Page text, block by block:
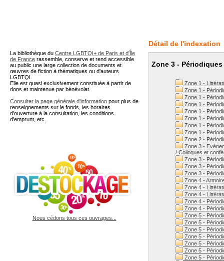
Détail de l'indexation
Zone 3 -
Zone 1 -
Zone 1 -
Zone 1 -
Zone 1 -
Zone 1 -
Zone 1 -
Zone 1 -
Zone 1 -
Zone 2 -
Zone 3 -
/ Colloques et
Zone 3 -
Zone 3 -
Zone 3 -
Zone 4 -
Zone 4 -
Zone 4 -
Zone 4 -
Zone 4 -
Zone 5 -
Zone 5 -
Zone 5 -
Zone 5 -
Zone 5 -
Zone 5 -
Zone 5 -
La bibliothèque du Centre LGBTQI+ de Paris et d'Île
de France rassemble, conserve et rend accessible
au public une large collection de documents et
œuvres de fiction à thématiques ou d'auteurs
LGBTQI.
Elle est quasi exclusivement constituée à partir de
dons et maintenue par bénévolat.
Consulter la page générale d'information pour plus de
renseignements sur le fonds, les horaires
d'ouverture à la consultation, les conditions
d'emprunt, etc.
Nous cédons tous ces ouvrages...